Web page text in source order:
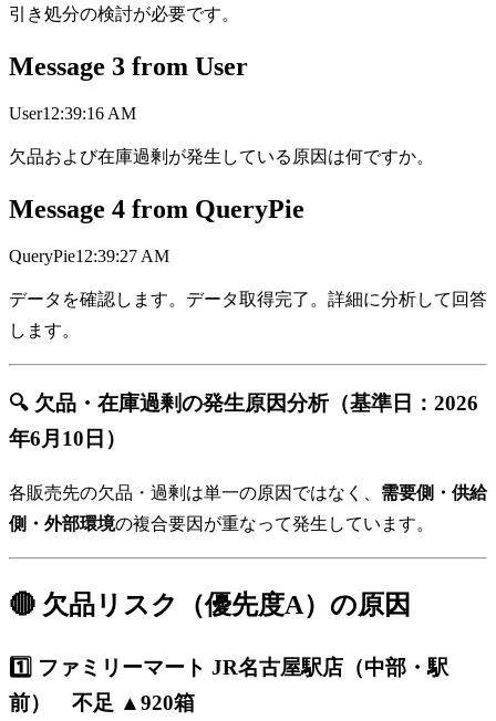
引き処分の検討が必要です。
Message 3 from User
User12:39:16 AM
欠品および在庫過剰が発生している原因は何ですか。
Message 4 from QueryPie
QueryPie12:39:27 AM
データを確認します。データ取得完了。詳細に分析して回答
します。
🔍 欠品・在庫過剰の発生原因分析（基準日：2026
年6月10日）
各販売先の欠品・過剰は単一の原因ではなく、 需要側・供給
側・外部環境の複合要因が重なって発生しています。
🔴 欠品リスク（優先度A）の原因
1️⃣ ファミリーマート JR名古屋駅店（中部・駅
前） 不足 ▲920箱